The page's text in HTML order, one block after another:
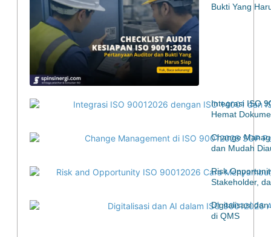
Bukti Yang
Integrasi ISO
Hemat
Change
dan Mudah
Risk
Stakeholder,
Digitalisasi
di QMS